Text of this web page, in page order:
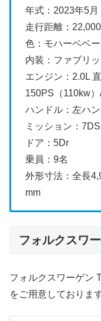
年式：2023年5月
走行距離：
色：モハーベベー
内装：ファブリ
エンジン：2.0L
150PS（110kw
ハンドル：左ハ
ミッション：
ドア：5Dr
乗員：9名
外形寸法：全長
mm
フォルクスワ
フォルクスワーゲン
をご用意しております